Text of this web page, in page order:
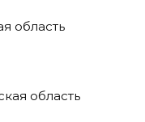
область
область